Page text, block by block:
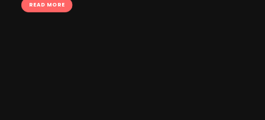
READ MORE